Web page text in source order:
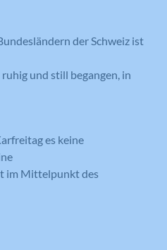
der Schweiz ist
und still begangen, in
es keine
im Mittelpunkt des